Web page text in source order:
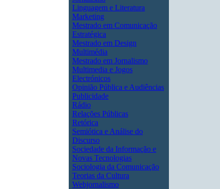
Linguagem e Literatura
Marketing
Mestrado em Comunicação
Estratégica
Mestrado em Design
Multimédia
Mestrado em Jornalismo
Multimedia e Jogos
Electrónicos
Opinião Pública e Audiências
Publicidade
Rádio
Relações Públicas
Retórica
Semiótica e Análise do
Discurso
Sociedade da Informação e
Novas Tecnologias
Sociologia da Comunicação
Teorias da Cultura
Webjornalismo